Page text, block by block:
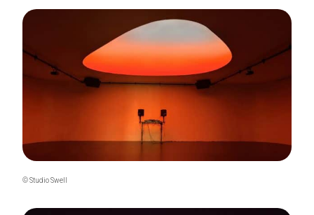
© Studio Swell